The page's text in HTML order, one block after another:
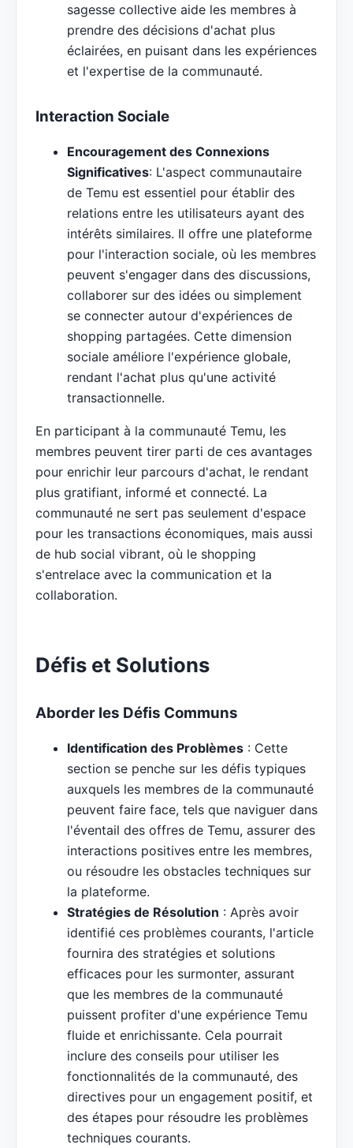
sagesse collective aide les membres à
prendre des décisions d'achat plus
éclairées, en puisant dans les expériences
et l'expertise de la communauté.
Interaction Sociale
Encouragement des Connexions
Significatives: L'aspect communautaire
de Temu est essentiel pour établir des
relations entre les utilisateurs ayant des
intérêts similaires. Il offre une plateforme
pour l'interaction sociale, où les membres
peuvent s'engager dans des discussions,
collaborer sur des idées ou simplement
se connecter autour d'expériences de
shopping partagées. Cette dimension
sociale améliore l'expérience globale,
rendant l'achat plus qu'une activité
transactionnelle.
En participant à la communauté Temu, les
membres peuvent tirer parti de ces avantages
pour enrichir leur parcours d'achat, le rendant
plus gratifiant, informé et connecté. La
communauté ne sert pas seulement d'espace
pour les transactions économiques, mais aussi
de hub social vibrant, où le shopping
s'entrelace avec la communication et la
collaboration.
Défis et Solutions
Aborder les Défis Communs
Identification des Problèmes : Cette
section se penche sur les défis typiques
auxquels les membres de la communauté
peuvent faire face, tels que naviguer dans
l'éventail des offres de Temu, assurer des
interactions positives entre les membres,
ou résoudre les obstacles techniques sur
la plateforme.
Stratégies de Résolution : Après avoir
identifié ces problèmes courants, l'article
fournira des stratégies et solutions
efficaces pour les surmonter, assurant
que les membres de la communauté
puissent profiter d'une expérience Temu
fluide et enrichissante. Cela pourrait
inclure des conseils pour utiliser les
fonctionnalités de la communauté, des
directives pour un engagement positif, et
des étapes pour résoudre les problèmes
techniques courants.